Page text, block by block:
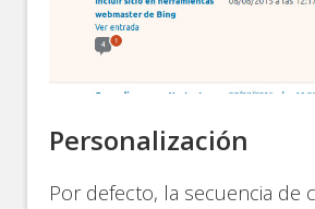
Personalización
Por defecto, la secuencia de